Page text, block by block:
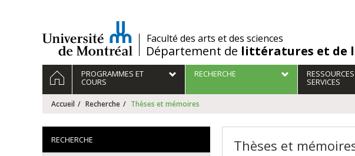
/Faculté des arts et des sciences
Département de littératures et de
Navigation
principale
ACCUEILPROGRAMMES ET
COURS
RECHERCHE
SERVICES
Accueil Recherche Thèses et mémoires
Thèses et
RECHERCHE